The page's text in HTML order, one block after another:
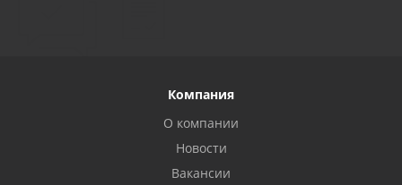
Компания
О компании
Новости
Вакансии